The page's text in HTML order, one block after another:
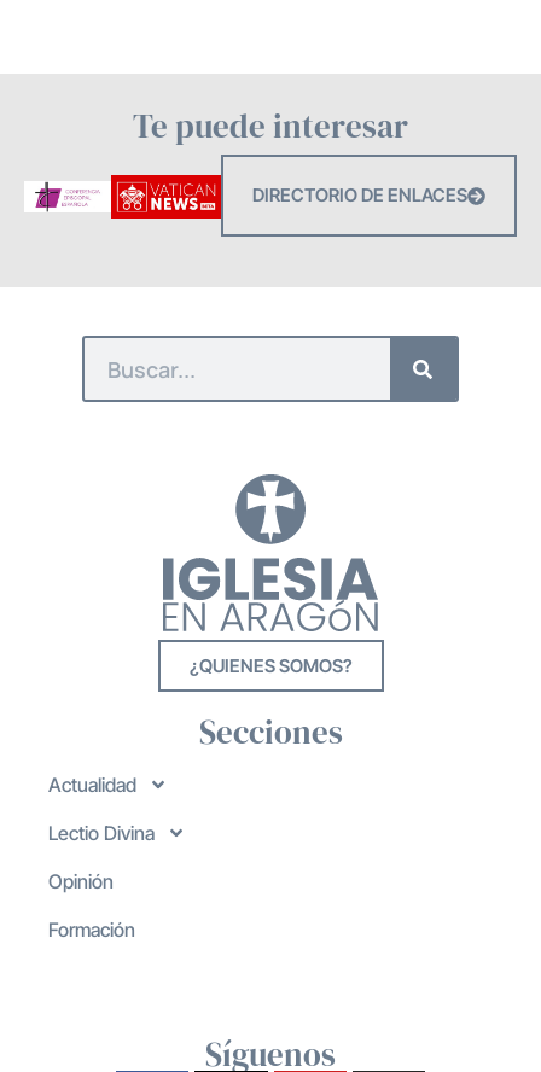
Te puede interesar
DIRECTORIO DE ENLACES
¿QUIENES SOMOS?
Secciones
Actualidad
Lectio Divina
Opinión
Formación
Síguenos